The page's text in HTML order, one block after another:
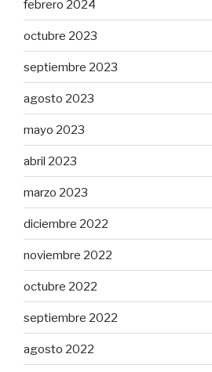
febrero 2024
octubre 2023
septiembre 2023
agosto 2023
mayo 2023
abril 2023
marzo 2023
diciembre 2022
noviembre 2022
octubre 2022
septiembre 2022
agosto 2022